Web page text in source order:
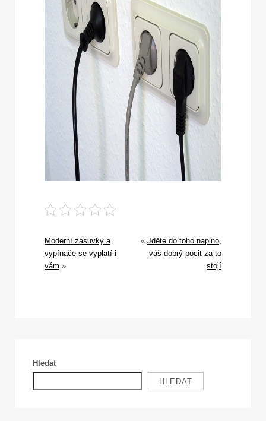
Moderní zásuvky a
vypínače se vyplatí i
vám »
« Jděte do toho naplno,
váš dobrý pocit za to
stojí
Hledat
HLEDAT